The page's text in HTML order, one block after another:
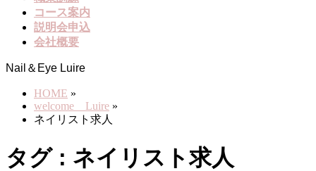
す
コース案内
説明会申込
会社概要
Nail＆Eye Luire
HOME »
welcome Luire »
ネイリスト求人
タグ : ネイリスト求人